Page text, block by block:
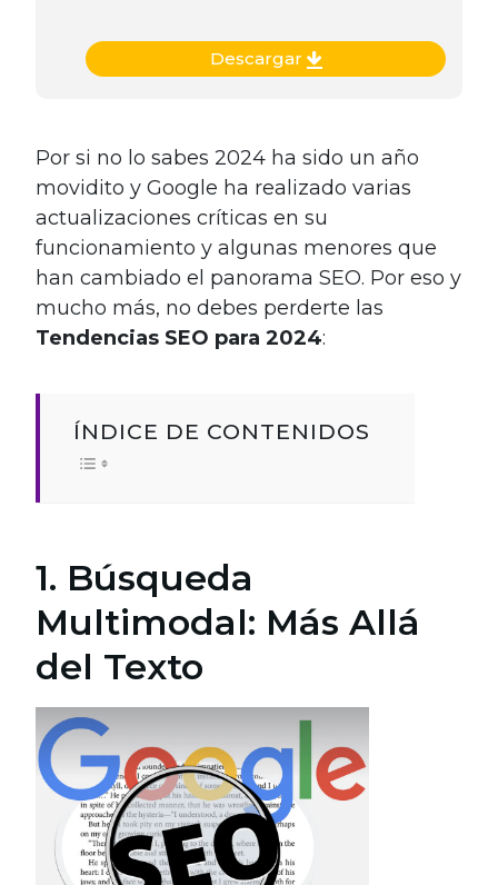
Descargar
Por si no lo sabes 2024 ha sido un año
movidito y Google ha realizado varias
actualizaciones críticas en su
funcionamiento y algunas menores que
han cambiado el panorama SEO. Por eso y
mucho más, no debes perderte las
Tendencias SEO para 2024:
ÍNDICE DE CONTENIDOS
1. Búsqueda
Multimodal: Más Allá
del Texto